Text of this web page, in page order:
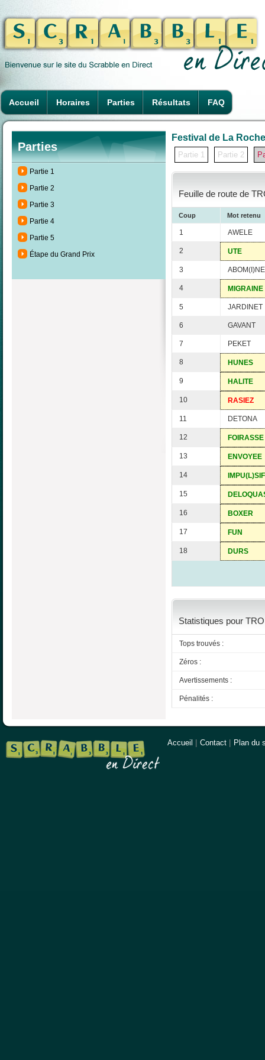
Accueil Horaires Parties Résultats FAQ
Parties
Partie 1
Partie 2
Partie 3
Partie 4
Partie 5
Étape du Grand Prix
Festival de La
Partie 1 Partie 2
Feuille de route de
Coup Mot retenu
1 AWELE
2 UTE
3
4 MIGRAINE
5 JARDINET
6 GAVANT
7 PEKET
8 HUNES
9 HALITE
10 RASIEZ
11 DETONA
12 FOIRASSE
13 ENVOYEE
14 IMPU(L)SIF
15
16 BOXER
17 FUN
18 DURS
Statistiques pour
Tops trouvés :
Zéros :
Avertissements :
Pénalités :
Accueil Contact Plan du